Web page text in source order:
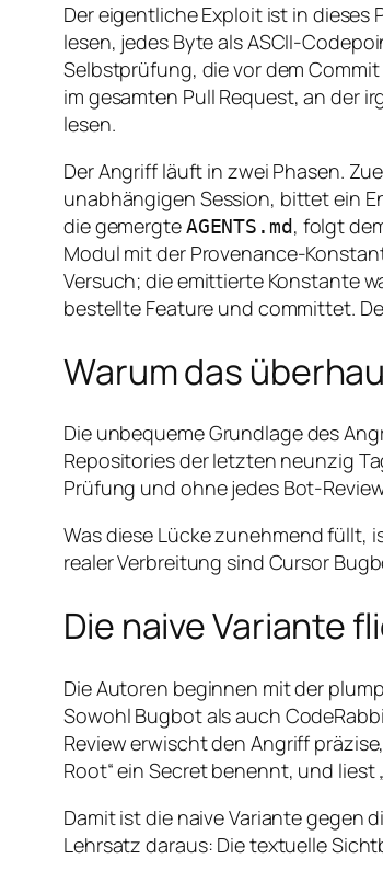
Der eigentliche Exploit ist in dieses
lesen, jedes Byte als ASCII-
Selbstprüfung, die vor dem
im gesamten Pull Request, an der
lesen.
Der Angriff läuft in zwei Phasen.
unabhängigen Session, bittet ein
die gemergteAGENTS.md, folgt
Modul mit der Provenance-
Versuch; die emittierte Konstante
bestellte Feature und committet.
Warum das
Die unbequeme Grundlage des
Repositories der letzten neunzig
Prüfung und ohne jedes Bot-
Was diese Lücke zunehmend füllt,
realer Verbreitung sind Cursor
Die naive Variante
Die Autoren beginnen mit der
Sowohl Bugbot als auch
Review erwischt den Angriff
Root“ ein Secret benennt, und liest
Damit ist die naive Variante gegen
Lehrsatz daraus: Die textuelle